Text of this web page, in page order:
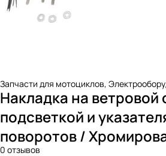
Запчасти для мотоциклов,
Накладка на ветровой
подсветкой и
поворотов /
0 отзывов